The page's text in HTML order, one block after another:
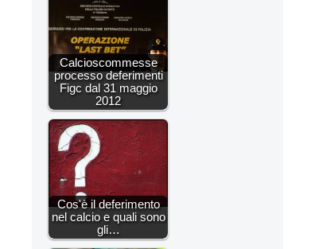
Calcioscommesse
processo deferimenti
Figc dal 31 maggio
2012
Cos'è il deferimento
nel calcio e quali sono
gli…